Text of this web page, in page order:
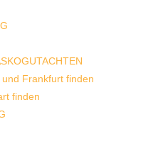
Frankfurt finden
finden